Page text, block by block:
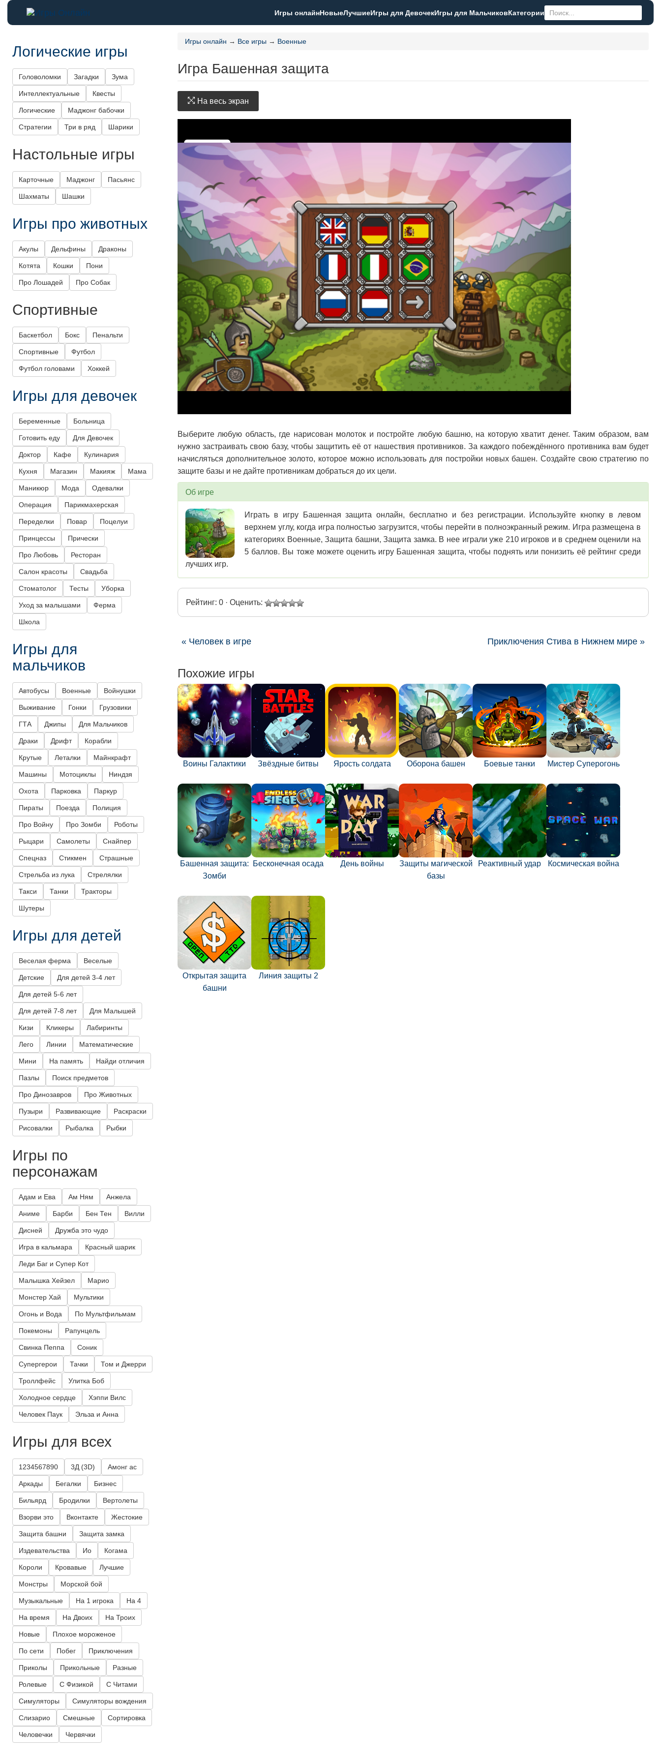
Игры онлайнНовыеЛучшиеИгры для ДевочекИгры для МальчиковКатегории
Игры онлайн → Все игры → Военные
Игра Башенная защита
На весь экран
Выберите любую область, где нарисован молоток и постройте любую башню, на которую хватит денег. Таким образом, вам
нужно застраивать свою базу, чтобы защитить её от нашествия противников. За каждого побеждённого противника вам будет
начисляться дополнительное золото, которое можно использовать для постройки новых башен. Создайте свою стратегию по
защите базы и не дайте противникам добраться до их цели.
Об игре
Играть в игру Башенная защита онлайн, бесплатно и без регистрации. Используйте кнопку в левом
верхнем углу, когда игра полностью загрузится, чтобы перейти в полноэкранный режим. Игра размещена в
категориях Военные, Защита башни, Защита замка. В нее играли уже 210 игроков и в среднем оценили на
5 баллов. Вы тоже можете оценить игру Башенная защита, чтобы поднять или понизить её рейтинг среди
лучших игр.
Рейтинг: 0 · Оценить:
« Человек в игре Приключения Стива в Нижнем мире »
Похожие игры
Воины Галактики Звёздные битвы Ярость солдата Оборона башен Боевые танки Мистер Суперогонь
Башенная защита:
Зомби
Бесконечная осада День войны
Защиты магической
базы
Реактивный удар Космическая война
Открытая защита
башни
Линия защиты 2
Логические игры
Головоломки Загадки Зума
Интеллектуальные Квесты
Логические Маджонг бабочки
Стратегии Три в ряд Шарики
Настольные игры
Карточные Маджонг Пасьянс
Шахматы Шашки
Игры про животных
Акулы Дельфины Драконы
Котята Кошки Пони
Про Лошадей Про Собак
Спортивные
Баскетбол Бокс Пенальти
Спортивные Футбол
Футбол головами Хоккей
Игры для девочек
Беременные Больница
Готовить еду Для Девочек
Доктор Кафе Кулинария
Кухня Магазин Макияж Мама
Маникюр Мода Одевалки
Операция Парикмахерская
Переделки Повар Поцелуи
Принцессы Прически
Про Любовь Ресторан
Салон красоты Свадьба
Стоматолог Тесты Уборка
Уход за малышами Ферма
Школа
Игры для
мальчиков
Автобусы Военные Войнушки
Выживание Гонки Грузовики
ГТА Джипы Для Мальчиков
Драки Дрифт Корабли
Крутые Леталки Майнкрафт
Машины Мотоциклы Ниндзя
Охота Парковка Паркур
Пираты Поезда Полиция
Про Войну Про Зомби Роботы
Рыцари Самолеты Снайпер
Спецназ Стикмен Страшные
Стрельба из лука Стрелялки
Такси Танки Тракторы
Шутеры
Игры для детей
Веселая ферма Веселые
Детские Для детей 3-4 лет
Для детей 5-6 лет
Для детей 7-8 лет Для Малышей
Кизи Кликеры Лабиринты
Лего Линии Математические
Мини На память Найди отличия
Пазлы Поиск предметов
Про Динозавров Про Животных
Пузыри Развивающие Раскраски
Рисовалки Рыбалка Рыбки
Игры по
персонажам
Адам и Ева Ам Ням Анжела
Аниме Барби Бен Тен Вилли
Дисней Дружба это чудо
Игра в кальмара Красный шарик
Леди Баг и Супер Кот
Малышка Хейзел Марио
Монстер Хай Мультики
Огонь и Вода По Мультфильмам
Покемоны Рапунцель
Свинка Пеппа Соник
Супергерои Тачки Том и Джерри
Троллфейс Улитка Боб
Холодное сердце Хэппи Вилс
Человек Паук Эльза и Анна
Игры для всех
1234567890 3Д (3D) Амонг ас
Аркады Бегалки Бизнес
Бильярд Бродилки Вертолеты
Взорви это Вконтакте Жестокие
Защита башни Защита замка
Издевательства Ио Когама
Короли Кровавые Лучшие
Монстры Морской бой
Музыкальные На 1 игрока На 4
На время На Двоих На Троих
Новые Плохое мороженое
По сети Побег Приключения
Приколы Прикольные Разные
Ролевые С Физикой С Читами
Симуляторы Симуляторы вождения
Слизарио Смешные Сортировка
Человечки Червячки